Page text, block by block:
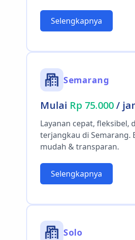
Selengkapnya
Semarang
Mulai Rp 75.000/
Layanan cepat, fleksibel,
terjangkau di Semarang.
mudah & transparan.
Selengkapnya
Solo